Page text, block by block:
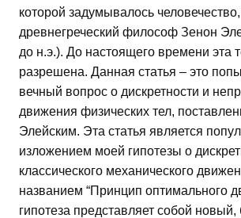
которой задумывалось
древнегреческий философ Зенон
до н.э.). До настоящего времени эта
разрешена. Данная статья – это
вечный вопрос о дискретности и
движения физических тел,
Элейским. Эта статья является
изложением моей гипотезы о
классического механического
названием “Принцип оптимального
гипотеза представляет собой новый,